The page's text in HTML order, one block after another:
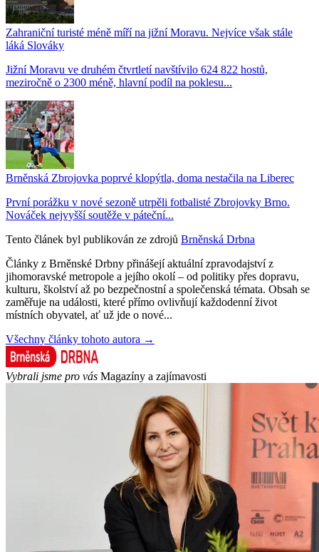
Zahraniční turisté méně míří na jižní Moravu. Nejvíce však stále
láká Slováky
Jižní Moravu ve druhém čtvrtletí navštívilo 624 822 hostů,
meziročně o 2300 méně, hlavní podíl na poklesu...
Brněnská Zbrojovka poprvé klopýtla, doma nestačila na Liberec
První porážku v nové sezoně utrpěli fotbalisté Zbrojovky Brno.
Nováček nejvyšší soutěže v páteční...
Tento článek byl publikován ze zdrojů Brněnská Drbna
Články z Brněnské Drbny přinášejí aktuální zpravodajství z
jihomoravské metropole a jejího okolí – od politiky přes dopravu,
kulturu, školství až po bezpečnostní a společenská témata. Obsah se
zaměřuje na události, které přímo ovlivňují každodenní život
místních obyvatel, ať už jde o nové...
Všechny články tohoto autora →
Vybrali jsme pro vás Magazíny a zajímavosti